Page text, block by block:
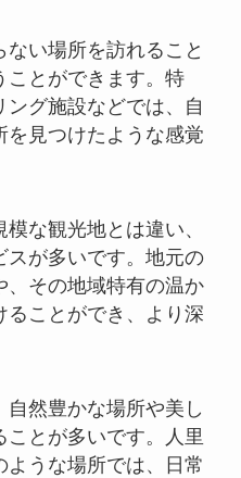
い場所を訪れること
ことができます。特
ング施設などでは、自
を見つけたような感覚
な観光地とは違い、
スが多いです。地元の
、その地域特有の温か
ることができ、より深
自然豊かな場所や美し
ことが多いです。人里
ような場所では、日常